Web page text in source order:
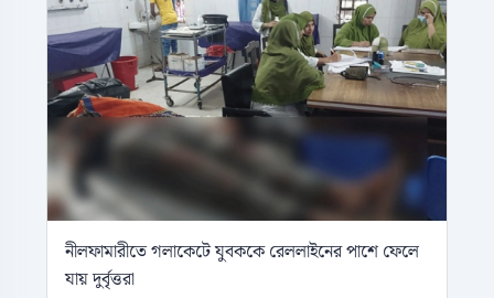
নীলফামারীতে গলাকেটে যুবককে রেললাইনের পাশে ফেলে
যায় দুর্বৃত্তরা